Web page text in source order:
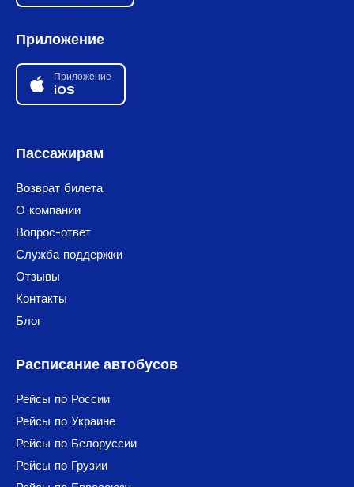
Приложение
Приложение
iOS
Пассажирам
Возврат билета
О компании
Вопрос-ответ
Служба поддержки
Отзывы
Контакты
Блог
Расписание автобусов
Рейсы по России
Рейсы по Украине
Рейсы по Белоруссии
Рейсы по Грузии